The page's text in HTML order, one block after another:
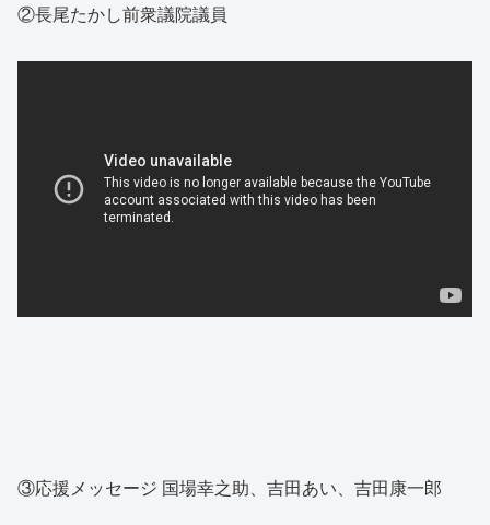
②長尾たかし前衆議院議員
③応援メッセージ 国場幸之助、吉田あい、吉田康一郎